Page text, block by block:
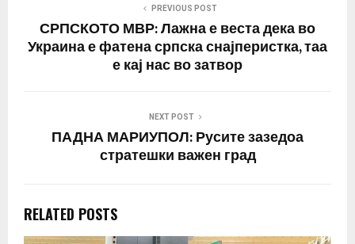
PREVIOUS POST
СРПСКОТО МВР: Лажна е веста дека во
Украина е фатена српска снајперистка, таа
е кај нас во затвор
NEXT POST
ПАДНА МАРИУПОЛ: Русите зазедоа
стратешки важен град
RELATED POSTS